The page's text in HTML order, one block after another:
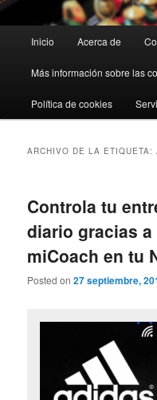
principal
Inicio Acerca de
Más información sobre las
Política de cookies
ARCHIVO DE LA ETIQUETA:
Controla tu
diario gracias
miCoach en tu
Posted on27 septiembre,